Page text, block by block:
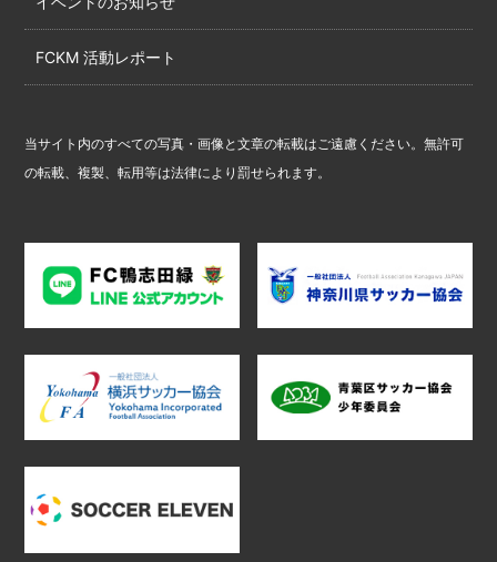
FCKM 活動レポート
当サイト内のすべての写真・画像と文章の転載はご遠慮ください。無許可
の転載、複製、転用等は法律により罰せられます。